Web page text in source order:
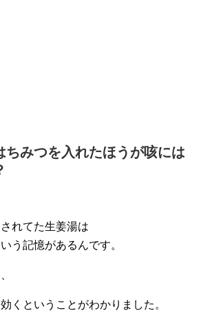
ちみつを入れたほうが咳には
れてた生姜湯は
う記憶があるんです。
くということがわかりました。